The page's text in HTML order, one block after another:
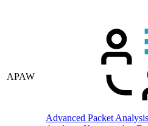
APAW
Advanced Packet